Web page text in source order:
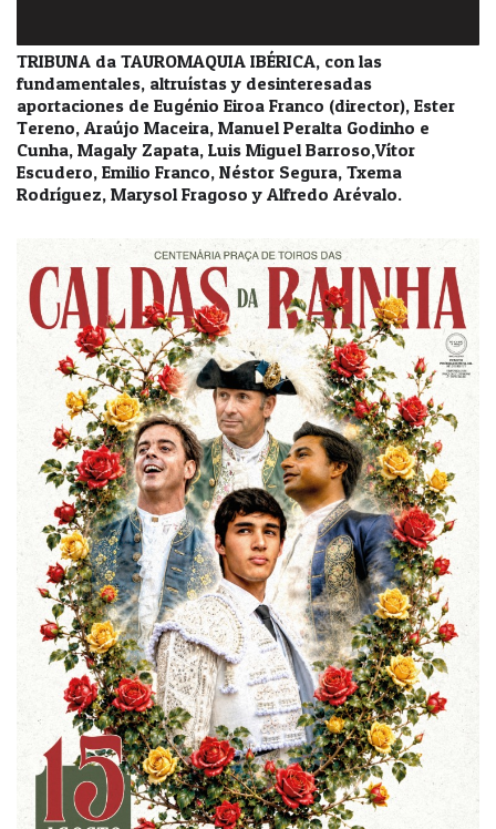
TRIBUNA da TAUROMAQUIA IBÉRICA, con las
fundamentales, altruístas y desinteresadas
aportaciones de Eugénio Eiroa Franco (director), Ester
Tereno, Araújo Maceira, Manuel Peralta Godinho e
Cunha, Magaly Zapata, Luis Miguel Barroso,Vítor
Escudero, Emilio Franco, Néstor Segura, Txema
Rodríguez, Marysol Fragoso y Alfredo Arévalo.